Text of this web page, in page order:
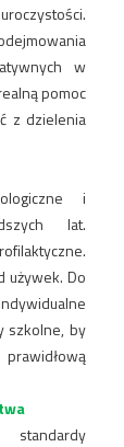
w
pomoc
z dzielenia
i
lat.
używek. Do
szkolne, by